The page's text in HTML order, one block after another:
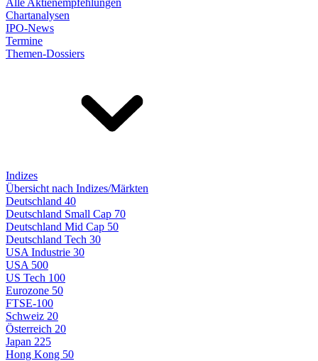
Alle Aktienempfehlungen
Chartanalysen
IPO-News
Termine
Themen-Dossiers
Indizes
Übersicht nach Indizes/Märkten
Deutschland 40
Deutschland Small Cap 70
Deutschland Mid Cap 50
Deutschland Tech 30
USA Industrie 30
USA 500
US Tech 100
Eurozone 50
FTSE-100
Schweiz 20
Österreich 20
Japan 225
Hong Kong 50